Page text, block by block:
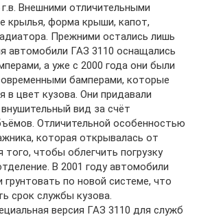
Внешними отличительными
крылья, форма крыши, капот,
Прежними остались лишь
автомобили ГАЗ 3110 оснащались
а уже с 2000 года они были
бамперами, которые
в цвет кузова. Они придавали
вид за счёт
Отличительной особенностью
которая открывалась от
того, чтобы облегчить погрузку
В 2001 году автомобили
по новой системе, что
срок службы кузова.
версия ГАЗ 3110 для служб